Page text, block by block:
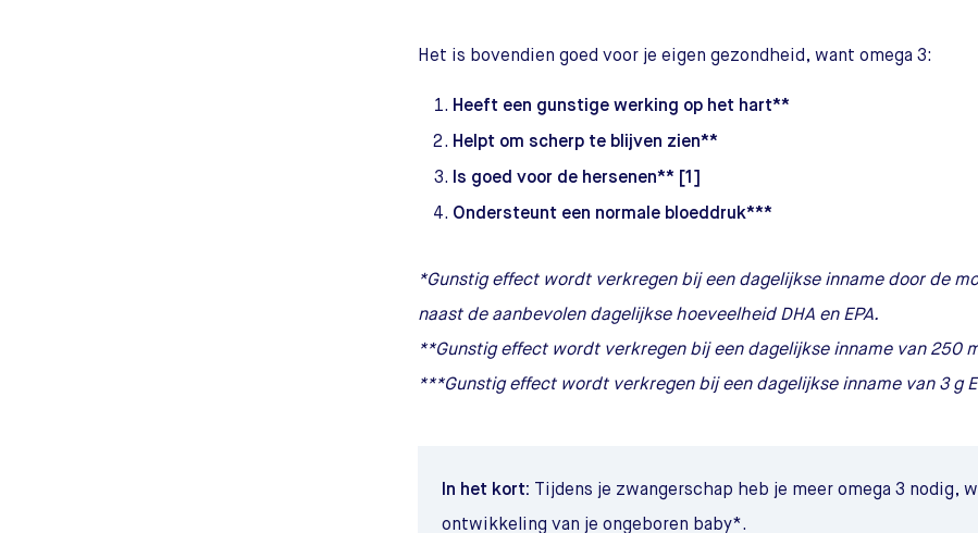
Het is bovendien goed voor je eigen gezondheid, want omega 3:
Heeft een gunstige werking op het hart**
Helpt om scherp te blijven zien**
Is goed voor de hersenen** [1]
Ondersteunt een normale bloeddruk***
*Gunstig effect wordt verkregen bij een dagelijkse inname door de
naast de aanbevolen dagelijkse hoeveelheid DHA en EPA.
**Gunstig effect wordt verkregen bij een dagelijkse inname van 250
***Gunstig effect wordt verkregen bij een dagelijkse inname van 3 g
In het kort: Tijdens je zwangerschap heb je meer omega 3 nodig,
ontwikkeling van je ongeboren baby*.